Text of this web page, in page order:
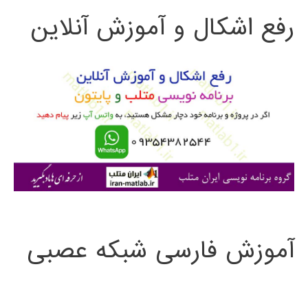
ج
ی
رفع اشکال و آموزش آنلاین
آموزش فارسی شبکه عصبی